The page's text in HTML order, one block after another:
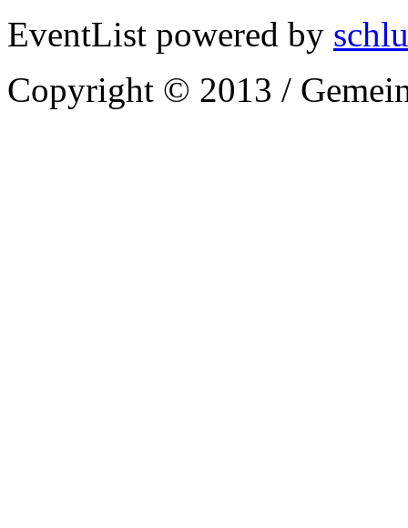
EventList powered by
Copyright © 2013 /